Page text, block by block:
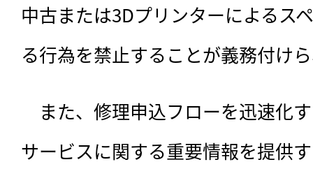
中古または3Dプリンターによるス
る行為を禁止することが義務付け
また、修理申込フローを迅速化
サービスに関する重要情報を提供